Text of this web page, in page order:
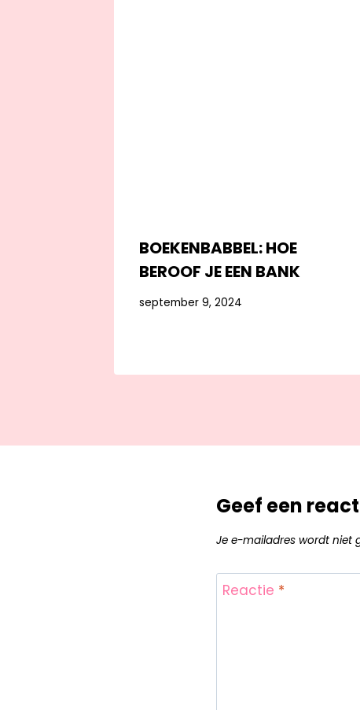
BOEKENBABBEL: HOE
BEROOF JE EEN BANK
september 9, 2024
Geef een
Je e-mailadres wordt niet
Reactie *